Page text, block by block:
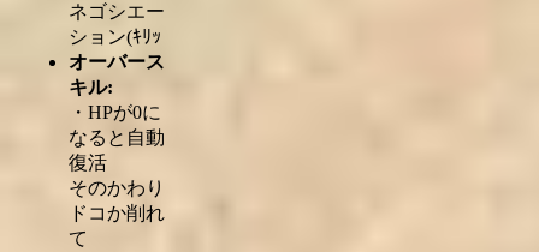
ネゴシエー
ション(ｷﾘｯ
オーバース
キル:
・HPが0に
なると自動
復活
そのかわり
ドコか削れ
て